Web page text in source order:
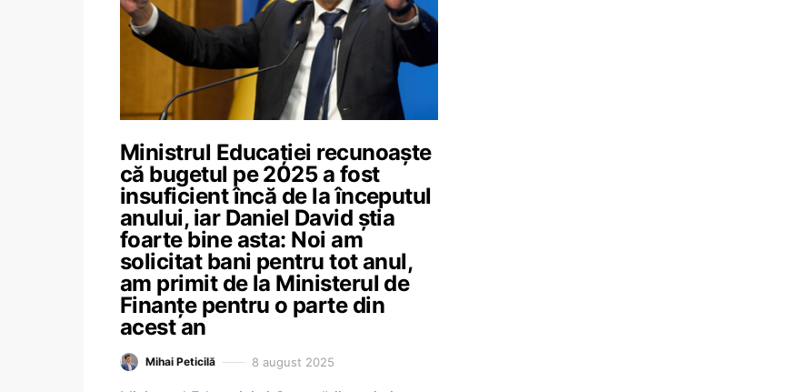
Ministrul Educației recunoaște
că bugetul pe 2025 a fost
insuficient încă de la începutul
anului, iar Daniel David știa
foarte bine asta: Noi am
solicitat bani pentru tot anul,
am primit de la Ministerul de
Finanțe pentru o parte din
acest an
Mihai Peticilă 8 august 2025